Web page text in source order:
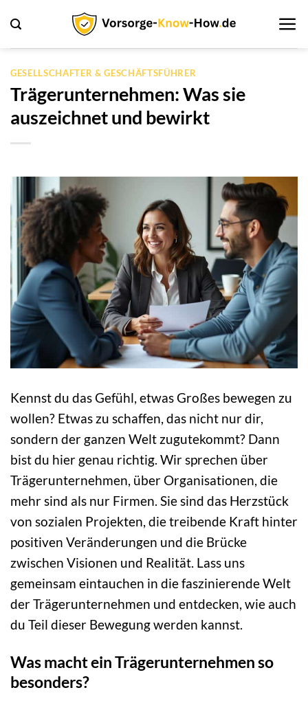
Inhalt
springen
GESELLSCHAFTER & GESCHÄFTSFÜHRER
Trägerunternehmen: Was sie
auszeichnet und bewirkt
Kennst du das Gefühl, etwas Großes bewegen zu
wollen? Etwas zu schaffen, das nicht nur dir,
sondern der ganzen Welt zugutekommt? Dann
bist du hier genau richtig. Wir sprechen über
Trägerunternehmen, über Organisationen, die
mehr sind als nur Firmen. Sie sind das Herzstück
von sozialen Projekten, die treibende Kraft hinter
positiven Veränderungen und die Brücke
zwischen Visionen und Realität. Lass uns
gemeinsam eintauchen in die faszinierende Welt
der Trägerunternehmen und entdecken, wie auch
du Teil dieser Bewegung werden kannst.
Was macht ein Trägerunternehmen so
besonders?